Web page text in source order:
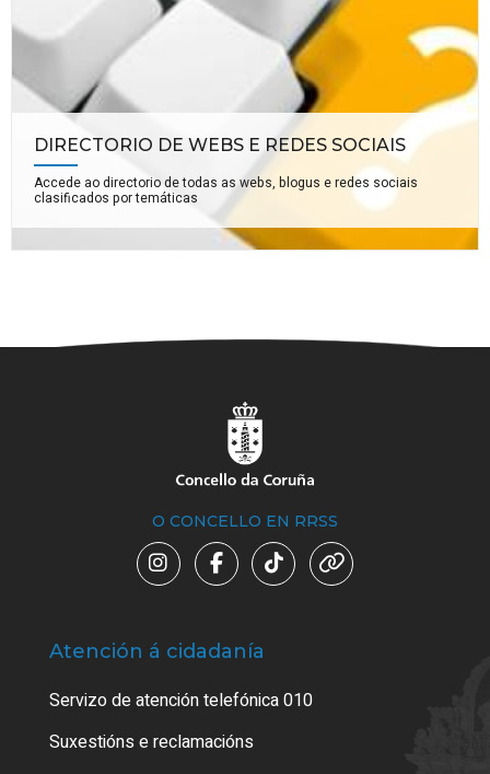
DIRECTORIO DE WEBS E REDES SOCIAIS
Accede ao directorio de todas as webs, blogus e redes sociais
clasificados por temáticas
O CONCELLO EN RRSS
Atención á cidadanía
Servizo de atención telefónica 010
Suxestións e reclamacións